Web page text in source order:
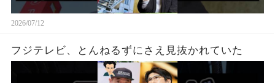
2026/07/12
フジテレビ、とんねるずにさえ見抜かれていた